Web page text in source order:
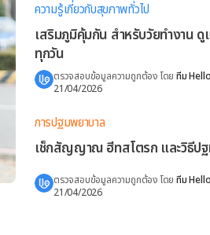
ความรู้เกี่ยวกับสุขภาพทั่วไป
เสริมภูมิคุ้มกัน สำหรับวัยทำงาน
ทุกวัน
ตรวจสอบข้อมูลความถูกต้อง โดย ทีม
21/04/2026
การปฐมพยาบาล
เช็กสัญญาณ ฮีทสโตรก และวิธีป
ตรวจสอบข้อมูลความถูกต้อง โดย ทีม
21/04/2026